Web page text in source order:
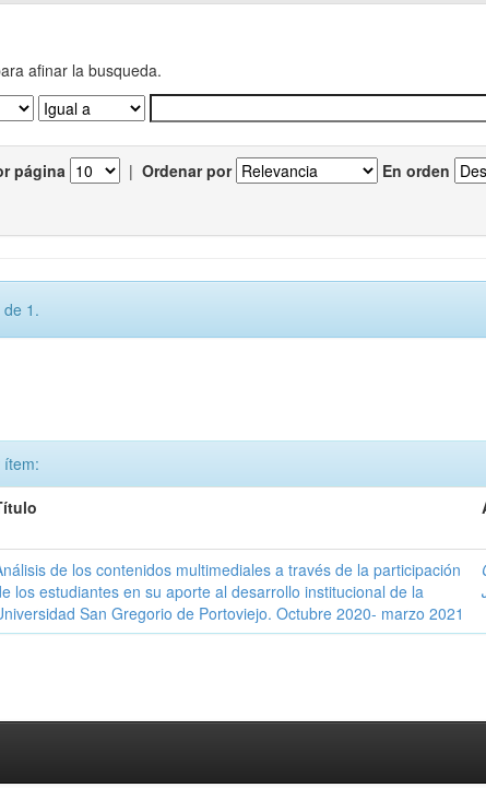
afinar la busqueda.
página | Ordenar por En orden
1.
ítem:
de los contenidos multimediales a través de la participación
los estudiantes en su aporte al desarrollo institucional de la
San Gregorio de Portoviejo. Octubre 2020- marzo 2021